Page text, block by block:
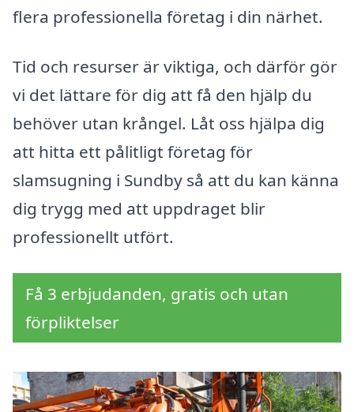
flera professionella företag i din närhet.
Tid och resurser är viktiga, och därför gör
vi det lättare för dig att få den hjälp du
behöver utan krångel. Låt oss hjälpa dig
att hitta ett pålitligt företag för
slamsugning i Sundby så att du kan känna
dig trygg med att uppdraget blir
professionellt utfört.
Få 3 erbjudanden, gratis och utan
förpliktelser